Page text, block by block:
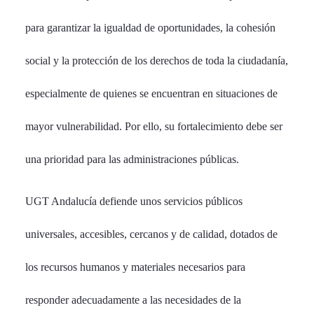
para garantizar la igualdad de oportunidades, la cohesión
social y la protección de los derechos de toda la ciudadanía,
especialmente de quienes se encuentran en situaciones de
mayor vulnerabilidad. Por ello, su fortalecimiento debe ser
una prioridad para las administraciones públicas.
UGT Andalucía defiende unos servicios públicos
universales, accesibles, cercanos y de calidad, dotados de
los recursos humanos y materiales necesarios para
responder adecuadamente a las necesidades de la